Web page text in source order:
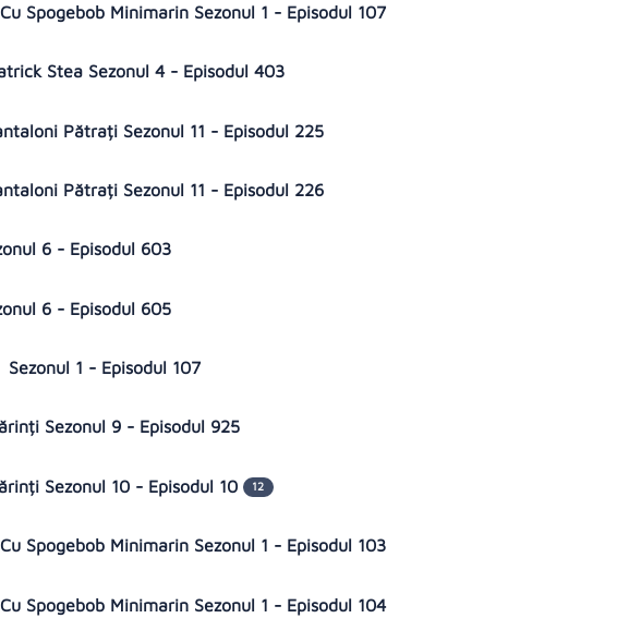
Spogebob Minimarin Sezonul 1 - Episodul 107
Stea Sezonul 4 - Episodul 403
Pătrați Sezonul 11 - Episodul 225
Pătrați Sezonul 11 - Episodul 226
6 - Episodul 603
6 - Episodul 605
1 - Episodul 107
Sezonul 9 - Episodul 925
Sezonul 10 - Episodul 10 12
Spogebob Minimarin Sezonul 1 - Episodul 103
Spogebob Minimarin Sezonul 1 - Episodul 104